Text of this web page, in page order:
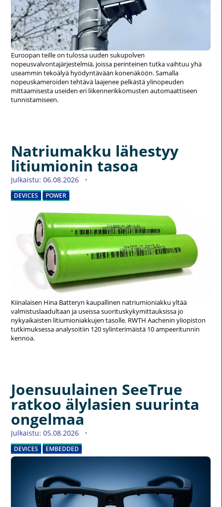
Euroopan teille on tulossa uuden sukupolven
nopeusvalvontajärjestelmiä, joissa perinteinen tutka vaihtuu yhä
useammin tekoälyä hyödyntävään konenäköön. Samalla
nopeuskameroiden tehtävä laajenee pelkästä ylinopeuden
mittaamisesta useiden eri liikennerikkomusten automaattiseen
tunnistamiseen.
Natriumakku lähestyy
litiumionin tasoa
Julkaistu: 06.08.2026
DEVICES POWER
Kiinalaisen Hina Batteryn kaupallinen natriumioniakku yltää
valmistuslaadultaan ja useissa suorituskykymittauksissa jo
nykyaikaisten litiumioniakkujen tasolle. RWTH Aachenin yliopiston
tutkimuksessa analysoitiin 120 sylinterimäistä 10 ampeeritunnin
kennoa.
Joensuulainen SeeTrue
ratkoo älylasien suurinta
ongelmaa
Julkaistu: 05.08.2026
DEVICES EMBEDDED